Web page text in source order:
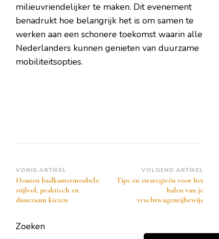
milieuvriendelijker te maken. Dit evenement
benadrukt hoe belangrijk het is om samen te
werken aan een schonere toekomst waarin alle
Nederlanders kunnen genieten van duurzame
mobiliteitsopties.
Bericht
navigatie
VORIG ARTIKEL
Houten badkamermeubels:
stijlvol, praktisch en
duurzaam kiezen
VOLGEND ARTIKEL
Tips en strategieën voor het
halen van je
vrachtwagenrijbewijs
Zoeken